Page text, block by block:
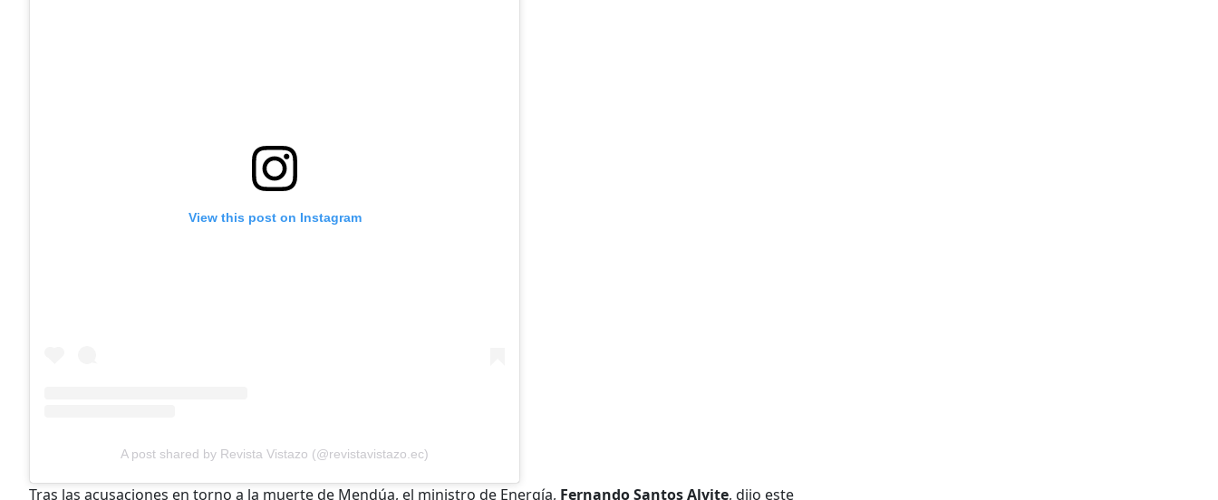
View this post on Instagram
A post shared by Revista Vistazo (@revistavistazo.ec)
Tras las acusaciones en torno a la muerte de Mendúa, el ministro de Energía, Fernando Santos Alvite, dijo este